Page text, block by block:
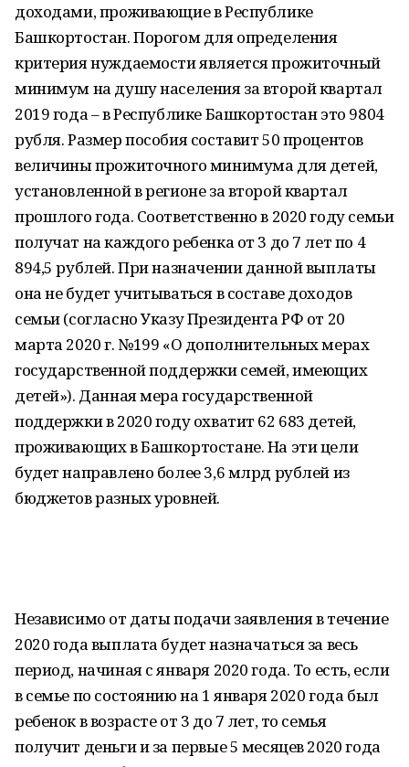
доходами, проживающие в Республике
Башкортостан. Порогом для определения
критерия нуждаемости является прожиточный
минимум на душу населения за второй квартал
2019 года – в Республике Башкортостан это 9804
рубля. Размер пособия составит 50 процентов
величины прожиточного минимума для детей,
установленной в регионе за второй квартал
прошлого года. Соответственно в 2020 году семьи
получат на каждого ребенка от 3 до 7 лет по 4
894,5 рублей. При назначении данной выплаты
она не будет учитываться в составе доходов
семьи (согласно Указу Президента РФ от 20
марта 2020 г. №199 «О дополнительных мерах
государственной поддержки семей, имеющих
детей»). Данная мера государственной
поддержки в 2020 году охватит 62 683 детей,
проживающих в Башкортостане. На эти цели
будет направлено более 3,6 млрд рублей из
бюджетов разных уровней.
Независимо от даты подачи заявления в течение
2020 года выплата будет назначаться за весь
период, начиная с января 2020 года. То есть, если
в семье по состоянию на 1 января 2020 года был
ребенок в возрасте от 3 до 7 лет, то семья
получит деньги и за первые 5 месяцев 2020 года